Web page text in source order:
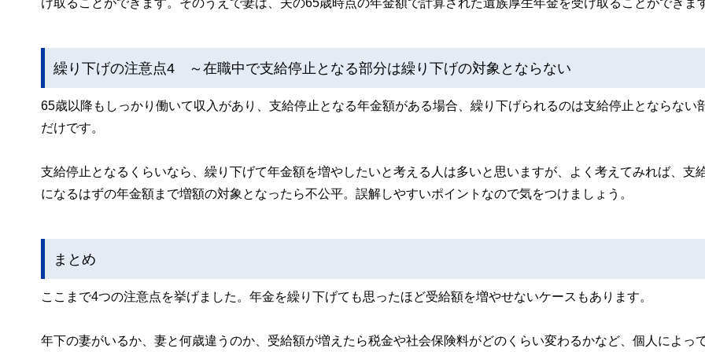
け取ることができます。そのうえで妻は、夫の65歳時点の年金額で計算された遺族厚生年金を受け取ることができま
繰り下げの注意点4 ～在職中で支給停止となる部分は繰り下げの対象とならない
65歳以降もしっかり働いて収入があり、支給停止となる年金額がある場合、繰り下げられるのは支給停止とならない
だけです。
支給停止となるくらいなら、繰り下げて年金額を増やしたいと考える人は多いと思いますが、よく考えてみれば、支
になるはずの年金額まで増額の対象となったら不公平。誤解しやすいポイントなので気をつけましょう。
まとめ
ここまで4つの注意点を挙げました。年金を繰り下げても思ったほど受給額を増やせないケースもあります。
年下の妻がいるか、妻と何歳違うのか、受給額が増えたら税金や社会保険料がどのくらい変わるかなど、個人によっ